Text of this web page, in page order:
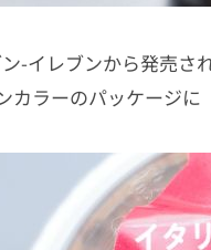
-イレブンから発売さ
カラーのパッケージ